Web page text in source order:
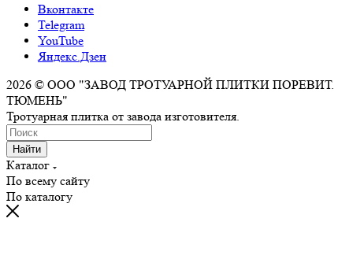
Вконтакте
Telegram
YouTube
Яндекс.Дзен
2026 © ООО "ЗАВОД ТРОТУАРНОЙ ПЛИТКИ ПОРЕВИТ.
ТЮМЕНЬ"
Тротуарная плитка от завода изготовителя.
Найти
Каталог
По всему сайту
По каталогу